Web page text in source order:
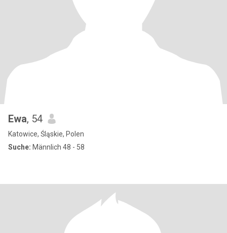
Ewa, 54
Katowice, Śląskie, Polen
Suche: Männlich 48 - 58